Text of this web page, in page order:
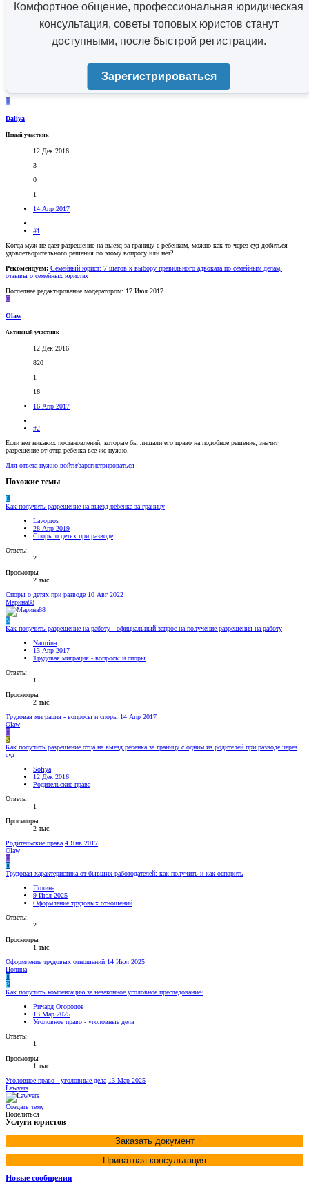
Комфортное общение, профессиональная юридическая
консультация, советы топовых юристов станут
доступными, после быстрой регистрации.
Зарегистрироваться
D
Daliya
Новый участник
12 Дек 2016
3
0
1
14 Апр 2017
#1
Когда муж не дает разрешение на выезд за границу с ребенком, можно как-то через суд добиться
удовлетворительного решения по этому вопросу или нет?
Рекомендуем: Семейный юрист: 7 шагов к выбору правильного адвоката по семейным делам,
отзывы о семейных юристах
Последнее редактирование модератором: 17 Июл 2017
O
Olaw
Активный участник
12 Дек 2016
820
1
16
16 Апр 2017
#2
Если нет никаких постановлений, которые бы лишали его право на подобное решение, значит
разрешение от отца ребенка все же нужно.
Для ответа нужно войти/зарегистрироваться
Похожие темы
L
Как получить разрешение на выезд ребенка за границу
Lavopros
28 Апр 2019
Споры о детях при разводе
Ответы
2
Просмотры
2 тыс.
Споры о детях при разводе 10 Авг 2022
Марина88
N
Как получить разрешение на работу - официальный запрос на получение разрешения на работу
Narmina
13 Апр 2017
Трудовая миграция - вопросы и споры
Ответы
1
Просмотры
2 тыс.
Трудовая миграция - вопросы и споры 14 Апр 2017
Olaw
O
S
Как получить разрешение отца на выезд ребенка за границу с одним из родителей при разводе через
суд
Sofiya
12 Дек 2016
Родительские права
Ответы
1
Просмотры
2 тыс.
Родительские права 4 Янв 2017
Olaw
O
П
Трудовая характеристика от бывших работодателей: как получить и как оспорить
Полина
9 Июл 2025
Оформление трудовых отношений
Ответы
2
Просмотры
1 тыс.
Оформление трудовых отношений 14 Июл 2025
Полина
П
Р
Как получить компенсацию за незаконное уголовное преследование?
Ричард Огородов
13 Мар 2025
Уголовное право - уголовные дела
Ответы
1
Просмотры
1 тыс.
Уголовное право - уголовные дела 13 Мар 2025
Lawyers
Создать тему
Поделиться
Услуги юристов
Заказать документ
Приватная консультация
Новые сообщения